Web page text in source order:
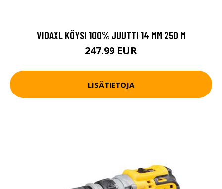
VIDAXL KÖYSI 100% JUUTTI 14 MM 250 M
247.99 EUR
LISÄTIETOJA